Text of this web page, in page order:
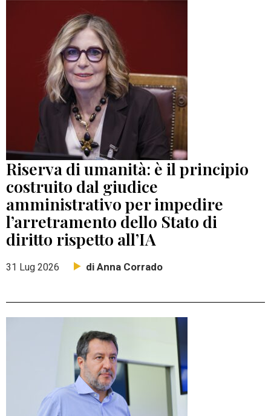
Riserva di umanità: è il principio
costruito dal giudice
amministrativo per impedire
l’arretramento dello Stato di
diritto rispetto all’IA
31 Lug 2026 di Anna Corrado